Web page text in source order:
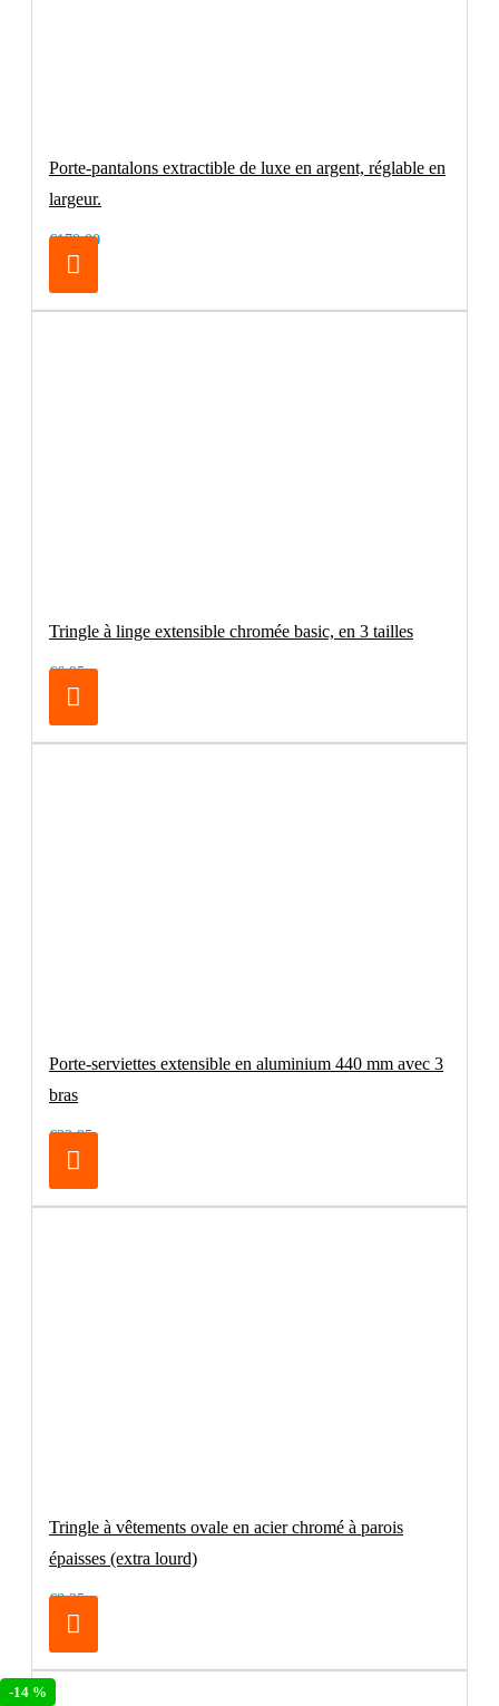
Porte-pantalons extractible de luxe en argent, réglable en
largeur.
€179.00
Tringle à linge extensible chromée basic, en 3 tailles
€6.95
Porte-serviettes extensible en aluminium 440 mm avec 3
bras
€32.95
Tringle à vêtements ovale en acier chromé à parois
épaisses (extra lourd)
€8.25
-14 %